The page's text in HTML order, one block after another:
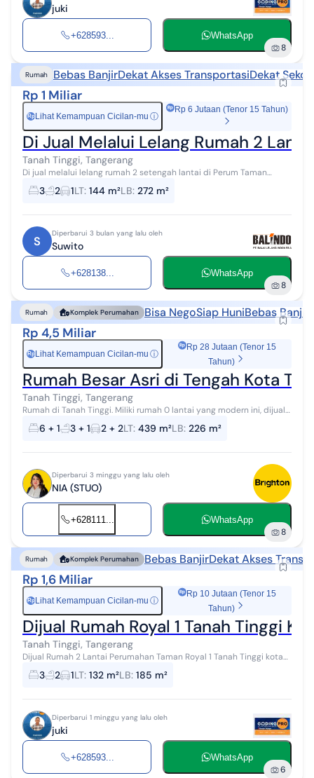
juki
+628593... WhatsApp
8
Rumah Bebas BanjirDekat Akses TransportasiDekat
Rp 1 Miliar
Rp Lihat Kemampuan Cicilan-mu ⓘ
Rp 6 Jutaan (Tenor 15 Tahun)
Di Jual Melalui Lelang Rumah 2
Tanah Tinggi, Tangerang
Di jual melalui lelang rumah 2 setengah lantai di Perum Taman
Royal, posisi Hoek, bebas banjir, hunian nyaman dan full terisi, akses
mudah ke tol d...
3 2 1LT: 144 m²LB: 272 m²
S
Diperbarui 3 bulan yang lalu oleh
Suwito
+628138... WhatsApp
8
Rumah Komplek Perumahan Bisa NegoSiap HuniBebas Banjir
Rp 4,5 Miliar
Rp Lihat Kemampuan Cicilan-mu ⓘ
Rp 28 Jutaan (Tenor 15
Tahun)
Rumah Besar Asri di Tengah Kota
Tanah Tinggi, Tangerang
Rumah di Tanah Tinggi. Miliki rumah 0 lantai yang modern ini, dijual
dengan pemandangan indah yang menambah nilai estetika di
lingkungan hunian. ...
6 + 1 3 + 1 2 + 2LT: 439 m²LB: 226 m²
Diperbarui 3 minggu yang lalu oleh
NIA (STUO)
+628111... WhatsApp
8
Rumah Komplek Perumahan Bebas BanjirDekat Akses
Rp 1,6 Miliar
Rp Lihat Kemampuan Cicilan-mu ⓘ
Rp 10 Jutaan (Tenor 15
Tahun)
Dijual Rumah Royal 1 Tanah Tinggi
Tanah Tinggi, Tangerang
Dijual Rumah 2 Lantai Perumahan Taman Royal 1 Tanah Tinggi kota
Tangerang Rp 1.6 M nego Cash Bisa Kpr Bank LT 132 m² Bangunan 185
m² Surat SH...
3 2 1LT: 132 m²LB: 185 m²
Diperbarui 1 minggu yang lalu oleh
juki
+628593... WhatsApp
6